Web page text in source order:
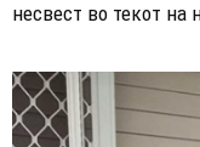
несвест во текот на